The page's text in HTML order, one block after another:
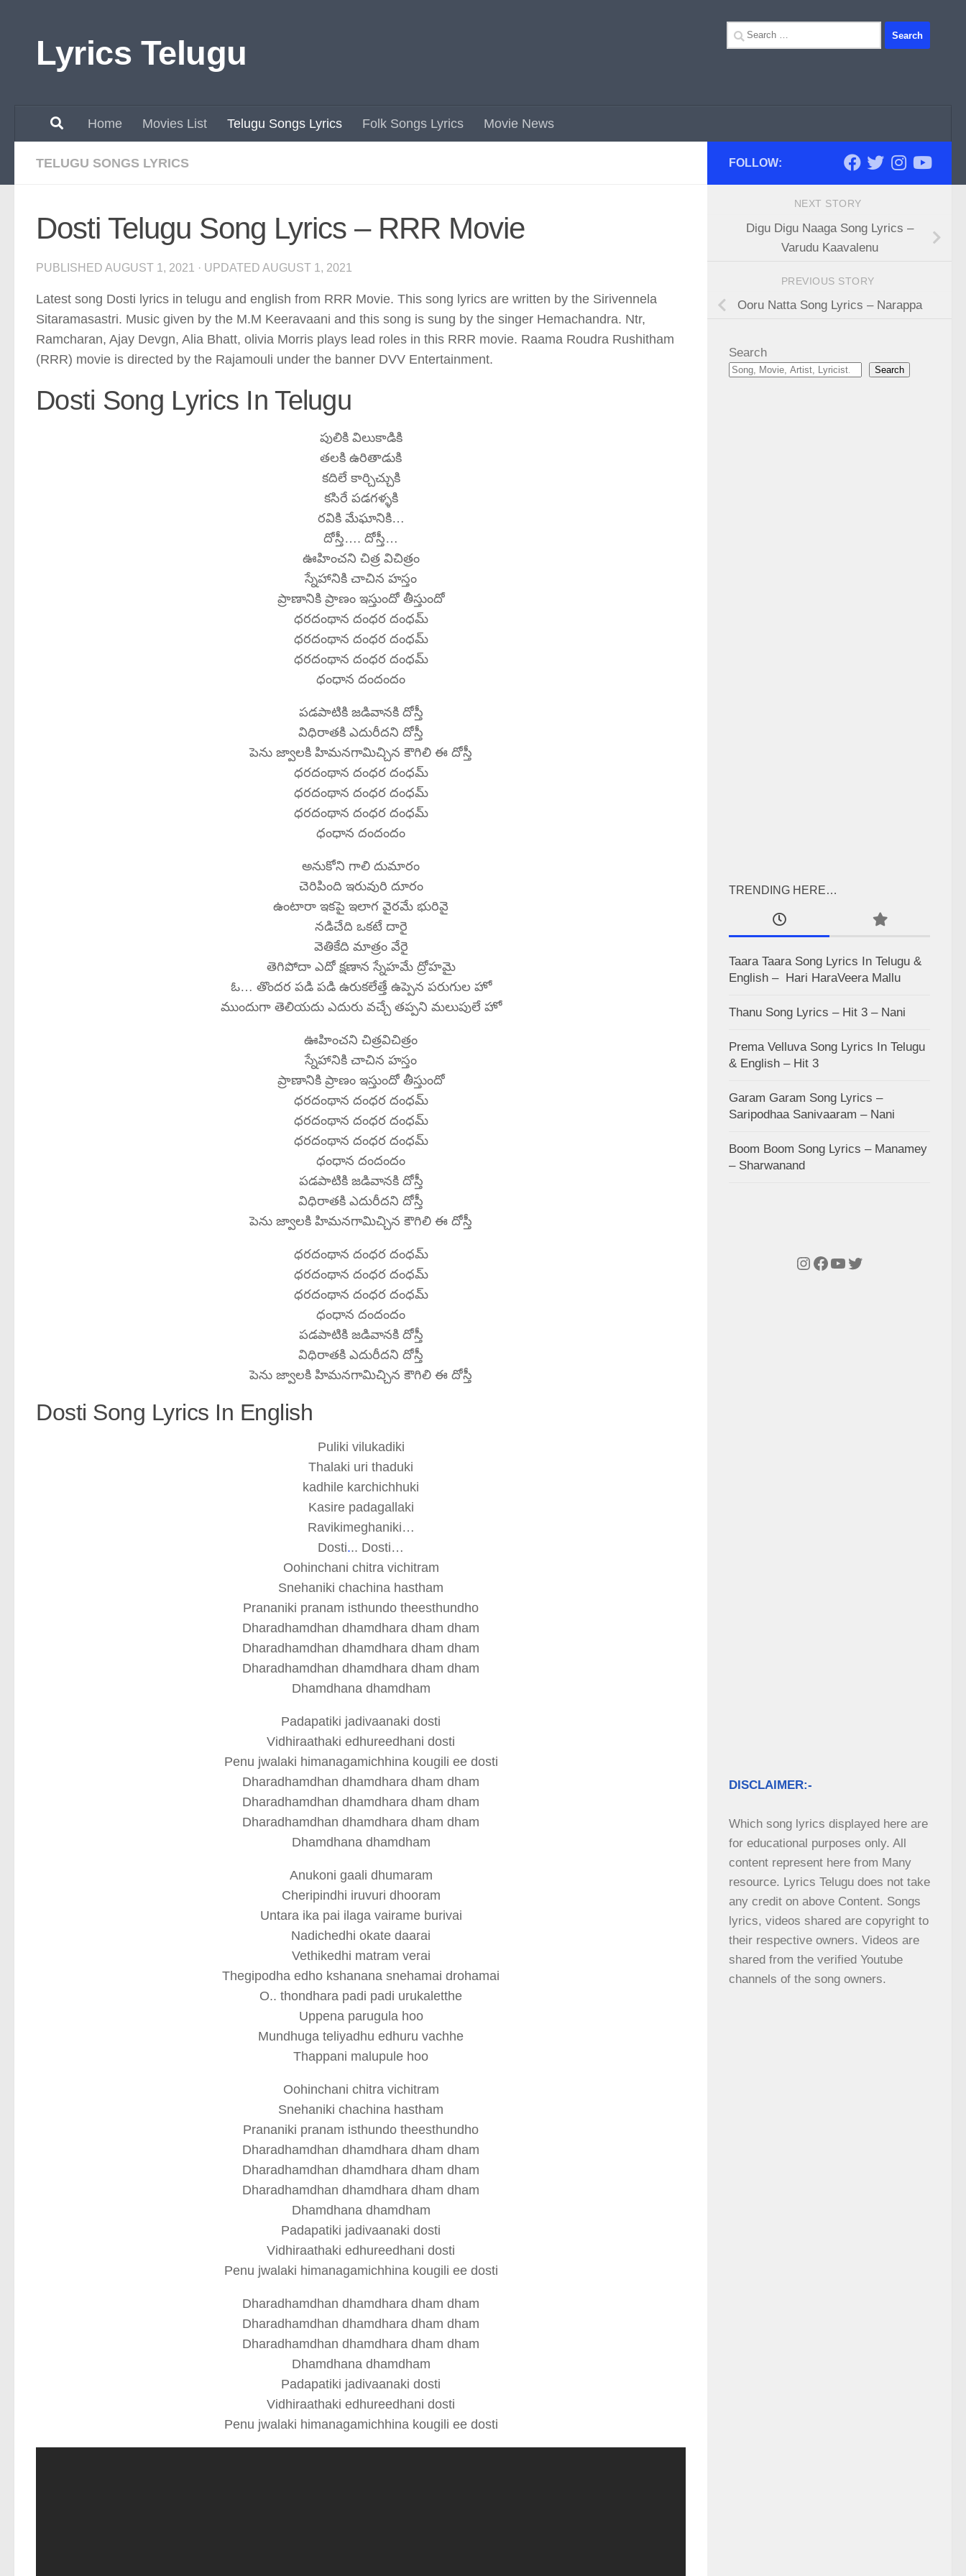
Lyrics Telugu
Search
for:
Home Movies List Telugu Songs Lyrics Folk Songs Lyrics Movie News
TELUGU SONGS LYRICS
Dosti Telugu Song Lyrics – RRR Movie
PUBLISHED AUGUST 1, 2021 · UPDATED AUGUST 1, 2021
Latest song Dosti lyrics in telugu and english from RRR Movie. This song lyrics are written by the Sirivennela
Sitaramasastri. Music given by the M.M Keeravaani and this song is sung by the singer Hemachandra. Ntr,
Ramcharan, Ajay Devgn, Alia Bhatt, olivia Morris plays lead roles in this RRR movie. Raama Roudra Rushitham
(RRR) movie is directed by the Rajamouli under the banner DVV Entertainment.
Dosti Song Lyrics In Telugu
పులికి విలుకాడికి
తలకి ఉరితాడుకి
కదిలే కార్చిచ్చుకి
కసిరే పడగళ్ళకి
రవికి మేఘానికి…
దోస్తీ…. దోస్తీ…
ఊహించని చిత్ర విచిత్రం
స్నేహానికి చాచిన హస్తం
ప్రాణానికి ప్రాణం ఇస్తుందో తీస్తుందో
ధరదంథాన దంధర దంధమ్
ధరదంథాన దంధర దంధమ్
ధరదంథాన దంధర దంధమ్
ధంధాన దందందం
పడపాటికి జడివానకి దోస్తీ
విధిరాతకి ఎదురీదని దోస్తీ
పెను జ్వాలకి హిమనగామిచ్చిన కౌగిలి ఈ దోస్తీ
ధరదంథాన దంధర దంధమ్
ధరదంథాన దంధర దంధమ్
ధరదంథాన దంధర దంధమ్
ధంధాన దందందం
అనుకోని గాలి దుమారం
చెరిపింది ఇరువురి దూరం
ఉంటారా ఇకపై ఇలాగ వైరమే భురివై
నడిచేది ఒకటే దారై
వెతికేది మాత్రం వేరై
తెగిపోదా ఎదో క్షణాన స్నేహమే ద్రోహమై
ఓ… తొందర పడి పడి ఉరుకలేత్తే ఉప్పెన పరుగుల హో
ముందుగా తెలియదు ఎదురు వచ్చే తప్పని మలుపులే హో
ఊహించని చిత్రవిచిత్రం
స్నేహానికి చాచిన హస్తం
ప్రాణానికి ప్రాణం ఇస్తుందో తీస్తుందో
ధరదంథాన దంధర దంధమ్
ధరదంథాన దంధర దంధమ్
ధరదంథాన దంధర దంధమ్
ధంధాన దందందం
పడపాటికి జడివానకి దోస్తీ
విధిరాతకి ఎదురీదని దోస్తీ
పెను జ్వాలకి హిమనగామిచ్చిన కౌగిలి ఈ దోస్తీ
ధరదంథాన దంధర దంధమ్
ధరదంథాన దంధర దంధమ్
ధరదంథాన దంధర దంధమ్
ధంధాన దందందం
పడపాటికి జడివానకి దోస్తీ
విధిరాతకి ఎదురీదని దోస్తీ
పెను జ్వాలకి హిమనగామిచ్చిన కౌగిలి ఈ దోస్తీ
Dosti Song Lyrics In English
Puliki vilukadiki
Thalaki uri thaduki
kadhile karchichhuki
Kasire padagallaki
Ravikimeghaniki…
Dosti... Dosti…
Oohinchani chitra vichitram
Snehaniki chachina hastham
Prananiki pranam isthundo theesthundho
Dharadhamdhan dhamdhara dham dham
Dharadhamdhan dhamdhara dham dham
Dharadhamdhan dhamdhara dham dham
Dhamdhana dhamdham
Padapatiki jadivaanaki dosti
Vidhiraathaki edhureedhani dosti
Penu jwalaki himanagamichhina kougili ee dosti
Dharadhamdhan dhamdhara dham dham
Dharadhamdhan dhamdhara dham dham
Dharadhamdhan dhamdhara dham dham
Dhamdhana dhamdham
Anukoni gaali dhumaram
Cheripindhi iruvuri dhooram
Untara ika pai ilaga vairame burivai
Nadichedhi okate daarai
Vethikedhi matram verai
Thegipodha edho kshanana snehamai drohamai
O.. thondhara padi padi urukaletthe
Uppena parugula hoo
Mundhuga teliyadhu edhuru vachhe
Thappani malupule hoo
Oohinchani chitra vichitram
Snehaniki chachina hastham
Prananiki pranam isthundo theesthundho
Dharadhamdhan dhamdhara dham dham
Dharadhamdhan dhamdhara dham dham
Dharadhamdhan dhamdhara dham dham
Dhamdhana dhamdham
Padapatiki jadivaanaki dosti
Vidhiraathaki edhureedhani dosti
Penu jwalaki himanagamichhina kougili ee dosti
Dharadhamdhan dhamdhara dham dham
Dharadhamdhan dhamdhara dham dham
Dharadhamdhan dhamdhara dham dham
Dhamdhana dhamdham
Padapatiki jadivaanaki dosti
Vidhiraathaki edhureedhani dosti
Penu jwalaki himanagamichhina kougili ee dosti
FOLLOW:
NEXT STORY
Digu Digu Naaga Song Lyrics –
Varudu Kaavalenu
PREVIOUS STORY
Ooru Natta Song Lyrics – Narappa
Search
Search
TRENDING HERE…
Taara Taara Song Lyrics In Telugu &
English – Hari HaraVeera Mallu
Thanu Song Lyrics – Hit 3 – Nani
Prema Velluva Song Lyrics In Telugu
& English – Hit 3
Garam Garam Song Lyrics –
Saripodhaa Sanivaaram – Nani
Boom Boom Song Lyrics – Manamey
– Sharwanand
Instagram
Facebook
YouTube
Twitter
DISCLAIMER:-
Which song lyrics displayed here are
for educational purposes only. All
content represent here from Many
resource. Lyrics Telugu does not take
any credit on above Content. Songs
lyrics, videos shared are copyright to
their respective owners. Videos are
shared from the verified Youtube
channels of the song owners.